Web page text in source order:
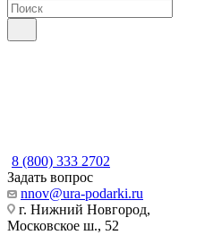
8 (800) 333 2702
Задать вопрос
nnov@ura-podarki.ru
г. Нижний Новгород,
Московское ш., 52